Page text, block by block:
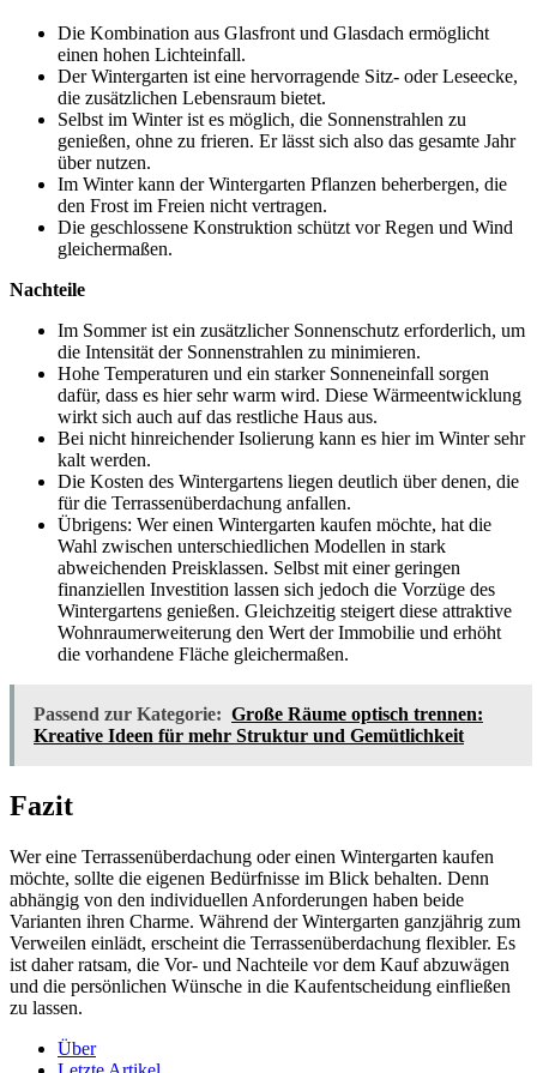
Die Kombination aus Glasfront und Glasdach ermöglicht
einen hohen Lichteinfall.
Der Wintergarten ist eine hervorragende Sitz- oder Leseecke,
die zusätzlichen Lebensraum bietet.
Selbst im Winter ist es möglich, die Sonnenstrahlen zu
genießen, ohne zu frieren. Er lässt sich also das gesamte Jahr
über nutzen.
Im Winter kann der Wintergarten Pflanzen beherbergen, die
den Frost im Freien nicht vertragen.
Die geschlossene Konstruktion schützt vor Regen und Wind
gleichermaßen.
Nachteile
Im Sommer ist ein zusätzlicher Sonnenschutz erforderlich, um
die Intensität der Sonnenstrahlen zu minimieren.
Hohe Temperaturen und ein starker Sonneneinfall sorgen
dafür, dass es hier sehr warm wird. Diese Wärmeentwicklung
wirkt sich auch auf das restliche Haus aus.
Bei nicht hinreichender Isolierung kann es hier im Winter sehr
kalt werden.
Die Kosten des Wintergartens liegen deutlich über denen, die
für die Terrassenüberdachung anfallen.
Übrigens: Wer einen Wintergarten kaufen möchte, hat die
Wahl zwischen unterschiedlichen Modellen in stark
abweichenden Preisklassen. Selbst mit einer geringen
finanziellen Investition lassen sich jedoch die Vorzüge des
Wintergartens genießen. Gleichzeitig steigert diese attraktive
Wohnraumerweiterung den Wert der Immobilie und erhöht
die vorhandene Fläche gleichermaßen.
Passend zur Kategorie: Große Räume optisch trennen:
Kreative Ideen für mehr Struktur und Gemütlichkeit
Fazit
Wer eine Terrassenüberdachung oder einen Wintergarten kaufen
möchte, sollte die eigenen Bedürfnisse im Blick behalten. Denn
abhängig von den individuellen Anforderungen haben beide
Varianten ihren Charme. Während der Wintergarten ganzjährig zum
Verweilen einlädt, erscheint die Terrassenüberdachung flexibler. Es
ist daher ratsam, die Vor- und Nachteile vor dem Kauf abzuwägen
und die persönlichen Wünsche in die Kaufentscheidung einfließen
zu lassen.
Über